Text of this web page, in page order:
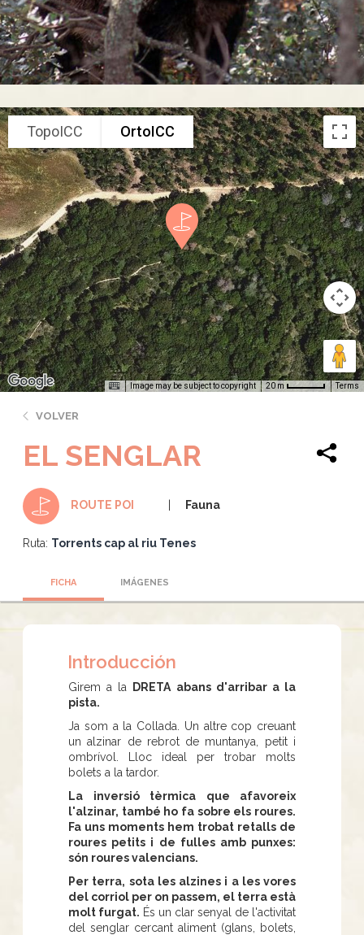
TopoICC OrtoICC
Image may be subject to copyright 20 m Terms
VOLVER
EL SENGLAR
ROUTE POI Fauna
Ruta: Torrents cap al riu Tenes
FICHA IMÁGENES
Introducción
Girem a la
DRETA abans d'arribar a la
pista.
Ja som a la Collada. Un altre cop creuant
un alzinar de rebrot de muntanya, petit i
ombrívol. Lloc ideal per trobar molts
bolets a la tardor.
La inversió tèrmica que afavoreix
l'alzinar, també ho fa sobre els roures.
Fa uns moments hem trobat retalls de
roures petits i de fulles amb punxes:
són roures valencians.
Per terra, sota les alzines i a les vores
del corriol per on passem, el terra està
molt furgat. És un clar senyal de l'activitat
del senglar cercant aliment (glans, bolets,